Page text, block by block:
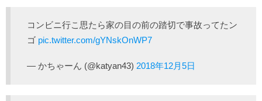
コンビニ行こ思たら家の目の前の踏切で事故ってたン
ゴ pic.twitter.com/gYNskOnWP7
— かちゃーん (@katyan43) 2018年12月5日